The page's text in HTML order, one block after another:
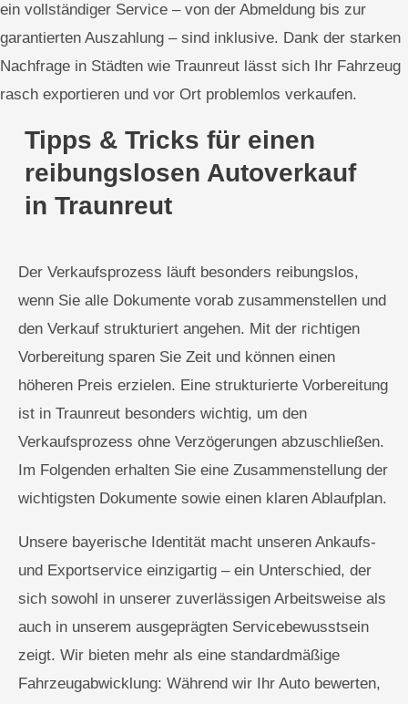
ein vollständiger Service – von der Abmeldung bis zur
garantierten Auszahlung – sind inklusive. Dank der starken
Nachfrage in Städten wie Traunreut lässt sich Ihr Fahrzeug
rasch exportieren und vor Ort problemlos verkaufen.
Tipps & Tricks für einen
reibungslosen Autoverkauf
in Traunreut
Der Verkaufsprozess läuft besonders reibungslos,
wenn Sie alle Dokumente vorab zusammenstellen und
den Verkauf strukturiert angehen. Mit der richtigen
Vorbereitung sparen Sie Zeit und können einen
höheren Preis erzielen. Eine strukturierte Vorbereitung
ist in Traunreut besonders wichtig, um den
Verkaufsprozess ohne Verzögerungen abzuschließen.
Im Folgenden erhalten Sie eine Zusammenstellung der
wichtigsten Dokumente sowie einen klaren Ablaufplan.
Unsere bayerische Identität macht unseren Ankaufs-
und Exportservice einzigartig – ein Unterschied, der
sich sowohl in unserer zuverlässigen Arbeitsweise als
auch in unserem ausgeprägten Servicebewusstsein
zeigt. Wir bieten mehr als eine standardmäßige
Fahrzeugabwicklung: Während wir Ihr Auto bewerten,